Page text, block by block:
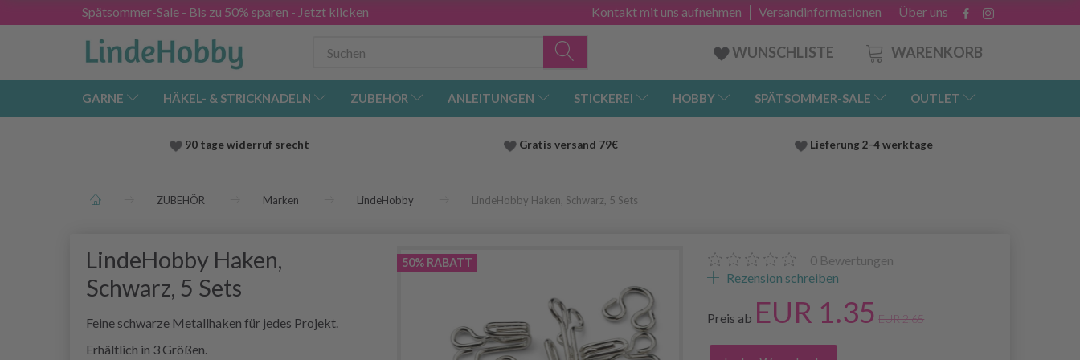
Spätsommer-Sale - Bis zu 50% sparen - Jetzt klicken Über uns
Versandinformationen
Kontakt mit uns aufnehmen
WARENKORB
WUNSCHLISTE
GARNE HÄKEL- & STRICKNADELN ZUBEHÖR ANLEITUNGEN STICKEREI HOBBY SPÄTSOMMER-SALE OUTLET
90 tage widerruf srecht Gratis versand 79€ Lieferung 2-4 werktage
ZUBEHÖR Marken LindeHobby LindeHobby Haken, Schwarz, 5 Sets
LindeHobby Haken,
Schwarz, 5 Sets
Feine schwarze Metallhaken für jedes Projekt.
Erhältlich in 3 Größen.
50% RABATT 0 Bewertungen
Rezension schreiben
Preis ab EUR 1.35 EUR 2.65